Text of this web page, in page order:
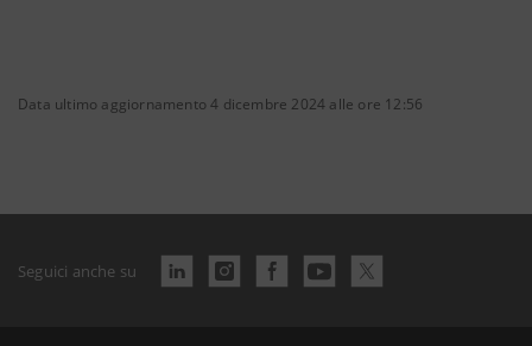
Data ultimo aggiornamento 4 dicembre 2024 alle ore 12:56
Seguici anche su